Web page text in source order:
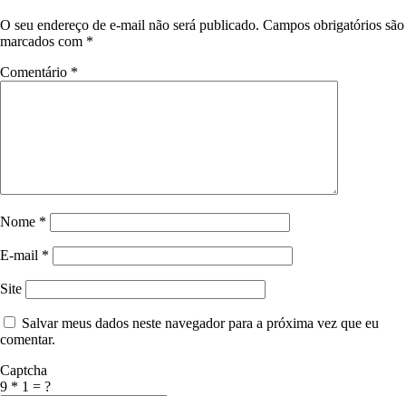
O seu endereço de e-mail não será publicado. Campos obrigatórios são
marcados com *
Comentário *
Nome *
E-mail *
Site
Salvar meus dados neste navegador para a próxima vez que eu
comentar.
Captcha
9 * 1 = ?